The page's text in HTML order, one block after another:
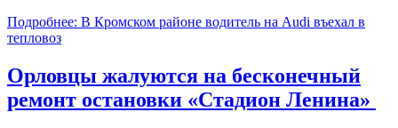
Подробнее: В Кромском районе водитель на Audi въехал в
тепловоз
Орловцы жалуются на бесконечный
ремонт остановки «Стадион Ленина»